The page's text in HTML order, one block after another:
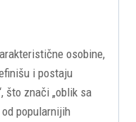
osobine,
i postaju
što znači „oblik sa
popularnijih